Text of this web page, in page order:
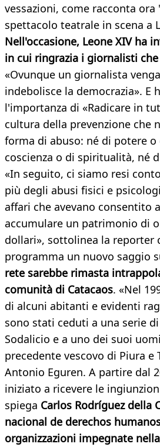
vessazioni, come racconta ora
spettacolo teatrale in scena a
Nell'occasione, Leone XIV ha
in cui ringrazia i giornalisti
«Ovunque un giornalista
indebolisce la democrazia». E
l'importanza di «Radicare in
cultura della prevenzione che
forma di abuso: né di potere
coscienza o di spiritualità, né
«In seguito, ci siamo resi
più degli abusi fisici e
affari che avevano consentito
accumulare un patrimonio di
dollari», sottolinea la reporter
programma un nuovo saggio
rete sarebbe rimasta
comunità di Catacaos. «Nel
di alcuni abitanti e evidenti
sono stati ceduti a una serie
Sodalicio e a uno dei suoi
precedente vescovo di Piura e
Antonio Eguren. A partire dal
iniziato a ricevere le
spiega Carlos Rodríguez della
nacional de derechos
organizzazioni impegnate